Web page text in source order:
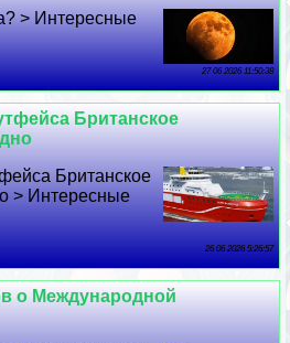
> Интересные
27 06 2026 11:50:38
Британское
Британское
> Интересные
26 06 2026 5:26:57
о Международной